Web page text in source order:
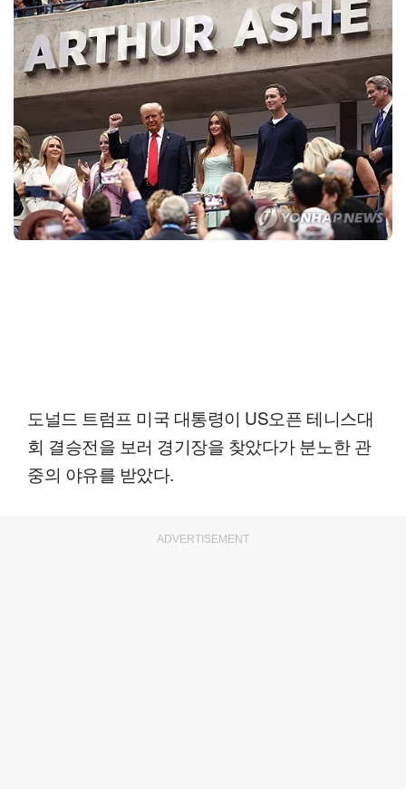
도널드 트럼프 미국 대통령이 US오픈 테니스대
회 결승전을 보러 경기장을 찾았다가 분노한 관
중의 야유를 받았다.
ADVERTISEMENT